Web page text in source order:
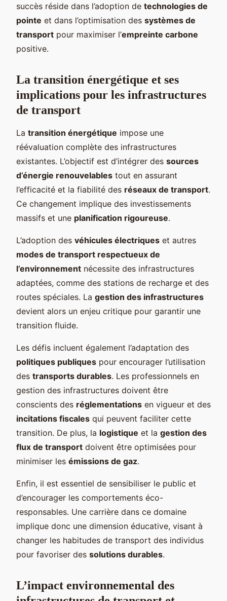
succès réside dans l’adoption de technologies de
pointe et dans l’optimisation des systèmes de
transport pour maximiser l’empreinte carbone
positive.
La transition énergétique et ses
implications pour les infrastructures
de transport
La transition énergétique impose une
réévaluation complète des infrastructures
existantes. L’objectif est d’intégrer des sources
d’énergie renouvelables tout en assurant
l’efficacité et la fiabilité des réseaux de transport.
Ce changement implique des investissements
massifs et une planification rigoureuse.
L’adoption des véhicules électriques et autres
modes de transport respectueux de
l’environnement nécessite des infrastructures
adaptées, comme des stations de recharge et des
routes spéciales. La gestion des infrastructures
devient alors un enjeu critique pour garantir une
transition fluide.
Les défis incluent également l’adaptation des
politiques publiques pour encourager l’utilisation
des transports durables. Les professionnels en
gestion des infrastructures doivent être
conscients des réglementations en vigueur et des
incitations fiscales qui peuvent faciliter cette
transition. De plus, la logistique et la gestion des
flux de transport doivent être optimisées pour
minimiser les émissions de gaz.
Enfin, il est essentiel de sensibiliser le public et
d’encourager les comportements éco-
responsables. Une carrière dans ce domaine
implique donc une dimension éducative, visant à
changer les habitudes de transport des individus
pour favoriser des solutions durables.
L’impact environnemental des